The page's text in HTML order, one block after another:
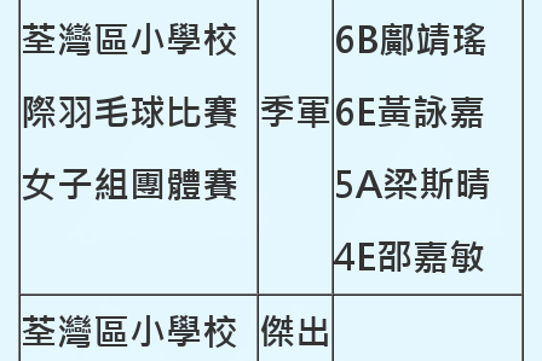
荃灣區小學校
際羽毛球比賽
女子組團體賽
季軍
6B鄺靖瑤
6E黃詠嘉
5A梁斯晴
4E邵嘉敏
荃灣區小學校 傑出